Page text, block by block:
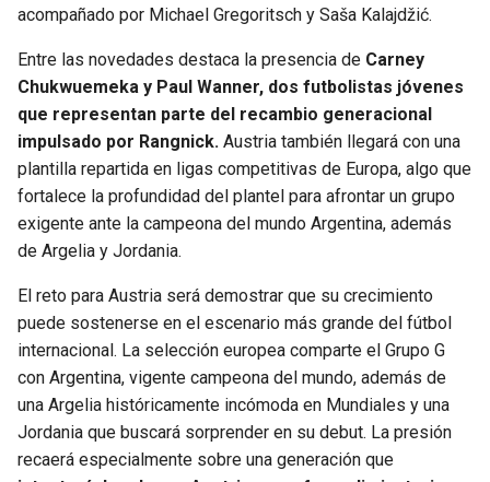
acompañado por Michael Gregoritsch y Saša Kalajdžić.
Entre las novedades destaca la presencia de Carney
Chukwuemeka y Paul Wanner, dos futbolistas jóvenes
que representan parte del recambio generacional
impulsado por Rangnick. Austria también llegará con una
plantilla repartida en ligas competitivas de Europa, algo que
fortalece la profundidad del plantel para afrontar un grupo
exigente ante la campeona del mundo Argentina, además
de Argelia y Jordania.
El reto para Austria será demostrar que su crecimiento
puede sostenerse en el escenario más grande del fútbol
internacional. La selección europea comparte el Grupo G
con Argentina, vigente campeona del mundo, además de
una Argelia históricamente incómoda en Mundiales y una
Jordania que buscará sorprender en su debut. La presión
recaerá especialmente sobre una generación que